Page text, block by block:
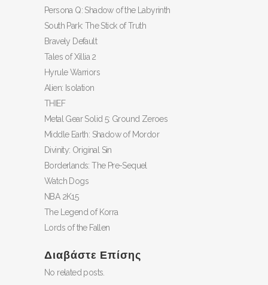
Persona Q: Shadow of the Labyrinth
South Park: The Stick of Truth
Bravely Default
Tales of Xillia 2
Hyrule Warriors
Alien: Isolation
THIEF
Metal Gear Solid 5: Ground Zeroes
Middle Earth: Shadow of Mordor
Divinity: Original Sin
Borderlands: The Pre-Sequel
Watch Dogs
NBA 2K15
The Legend of Korra
Lords of the Fallen
Διαβάστε Επίσης
No related posts.